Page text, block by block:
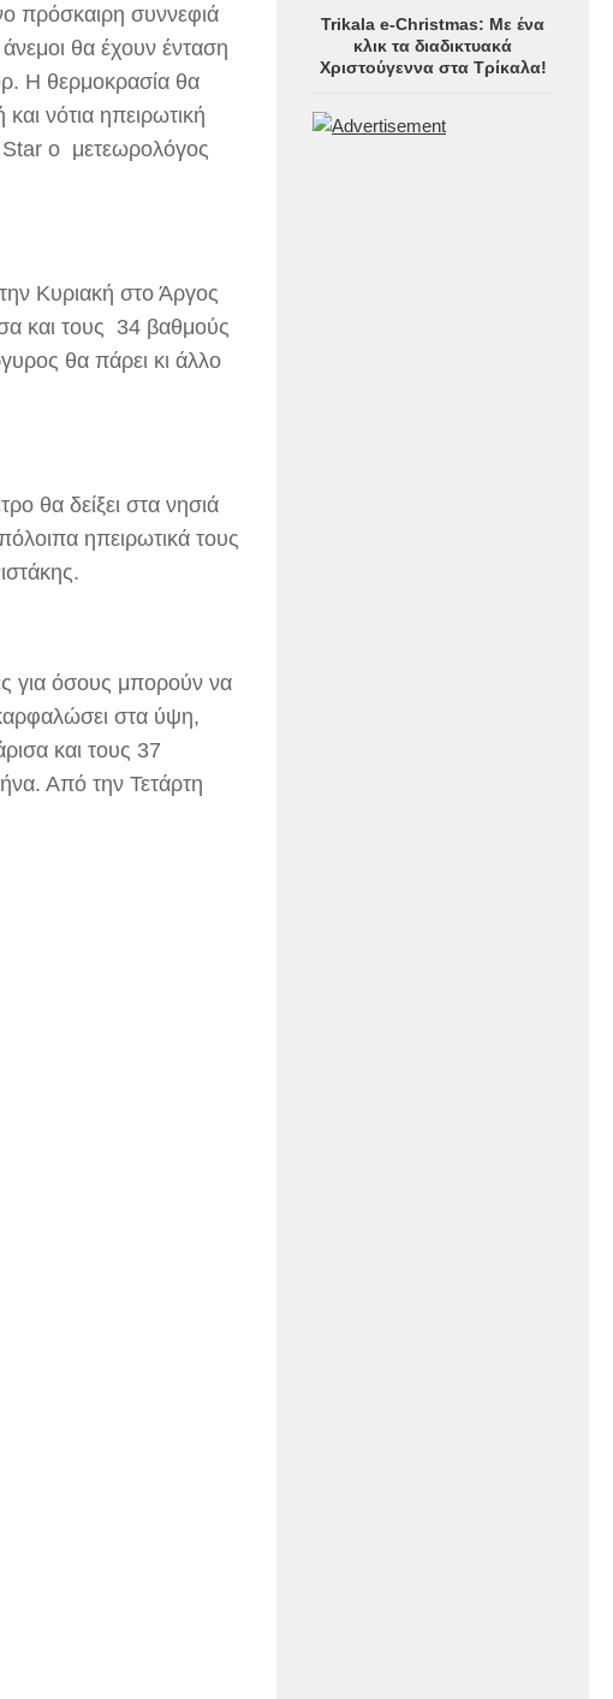
πρόσκαιρη συννεφιά
θα έχουν ένταση
Η θερμοκρασία θα
νότια ηπειρωτική
Star ο μετεωρολόγος
Κυριακή στο Άργος
και τους 34 βαθμούς
θα πάρει κι άλλο
θα δείξει στα νησιά
ηπειρωτικά τους
για όσους μπορούν να
στα ύψη,
και τους 37
Από την Τετάρτη
Trikala e-Christmas: Με ένα
κλικ τα διαδικτυακά
Χριστούγεννα στα Τρίκαλα!